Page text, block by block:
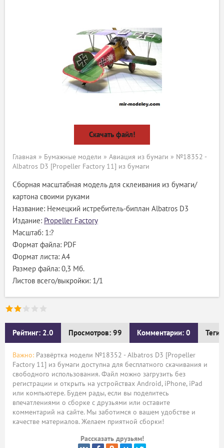
Скачать файл!
Главная » Бумажные модели » Авиация из бумаги » №18352 -
Albatros D3 [Propeller Factory 11] из бумаги
Сборная масштабная модель для склеивания из бумаги/
картона своими руками
Название: Немецкий истребитель-биплан Albatros D3
Издание: Propeller Factory
Масштаб: 1:?
Формат файла: PDF
Формат листа: А4
Размер файла: 0,3 Мб.
Листов всего/выкройки: 1/1
Рейтинг: 2.0 Просмотров: 99 Комментарии: 0 Теги:
Важно: Развёртка модели №18352 - Albatros D3 [Propeller
Factory 11] из бумаги доступна для бесплатного скачивания и
свободного использования. Файл можно загрузить без
регистрации и открыть на устройствах Android, iPhone, iPad
или компьютере. Будем рады, если вы поделитесь
впечатлениями о сборке с друзьями или оставите
комментарий на сайте. Мы заботимся о вашем удобстве и
качестве материалов. Желаем приятной сборки!
Рассказать друзьям!